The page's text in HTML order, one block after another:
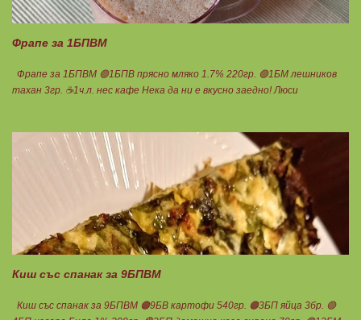
Фрапе за 1БПВМ
Фрапе за 1БПВМ 🟢1БПВ прясно мляко 1.7% 220гр. 🟢1БМ лешников
тахан 3гр. ☕1ч.л. нес кафе Нека да ни е вкусно заедно! Люси
Киш със спанак за 9БПВМ
Киш със спанак за 9БПВМ 🟠9БВ картофи 540гр. 🟠3БП яйца 3бр. 🟢